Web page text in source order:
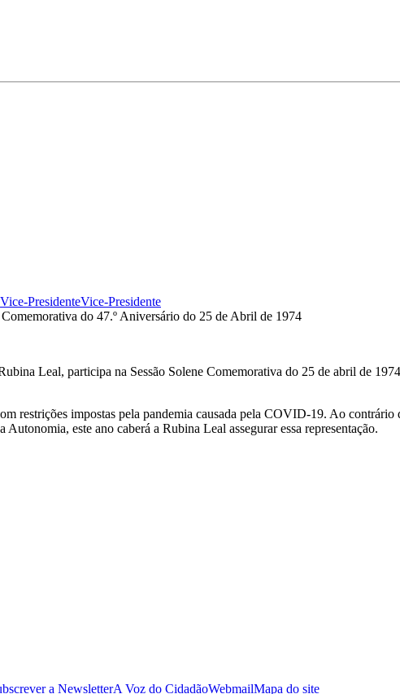
Vice-PresidenteVice-Presidente
do 47.º Aniversário do 25 de Abril de 1974
Leal, participa na Sessão Solene Comemorativa do 25 de abril de
restrições impostas pela pandemia causada pela COVID-19. Ao
este ano caberá a Rubina Leal assegurar essa representação.
a NewsletterA Voz do CidadãoWebmailMapa do site